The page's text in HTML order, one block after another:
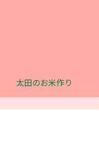
太田のお米作り